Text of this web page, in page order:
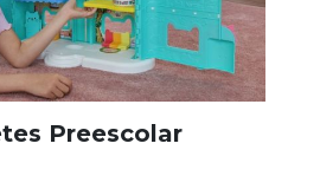
Preescolar